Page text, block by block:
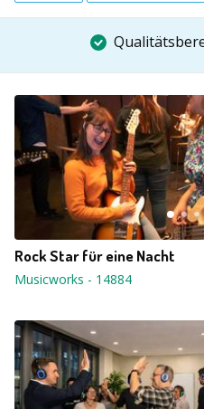
Rock Star für eine Nacht
Musicworks - 14884